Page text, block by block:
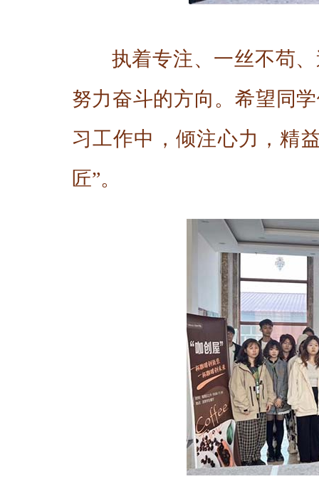
执着专注、一丝不苟
努力奋斗的方向。希望同
习工作中，倾注心力，精
匠”。